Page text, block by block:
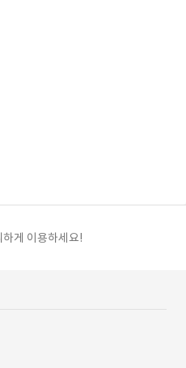
하게 이용하세요!